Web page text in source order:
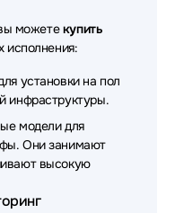
(ИБП - UPS)
(ИБП - UPS)
(ИБП - UPS)
(ИБП - UPS)
можетекупить
исполнения:
установки на пол
инфраструктуры.
модели для
Они занимают
высокую